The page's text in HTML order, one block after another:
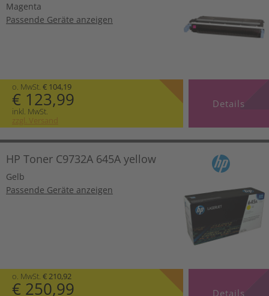
Magenta
Passende Geräte anzeigen
o. MwSt. € 104,19
€ 123,99
inkl. MwSt.
zzgl. Versand
Details
HP Toner C9732A 645A yellow
Gelb
Passende Geräte anzeigen
o. MwSt. € 210,92
€ 250,99 Details